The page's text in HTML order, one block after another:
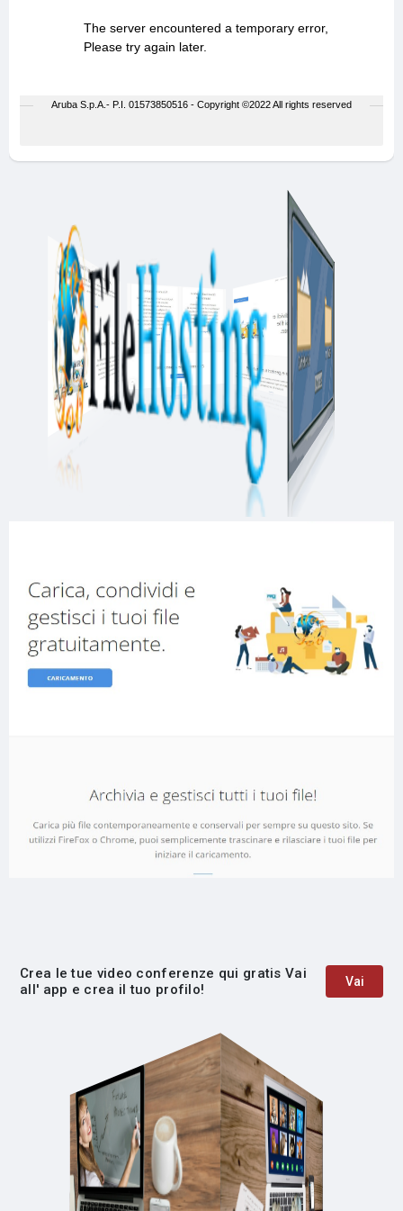
Crea le tue video conferenze qui gratis Vai
all' app e crea il tuo profilo!
Vai